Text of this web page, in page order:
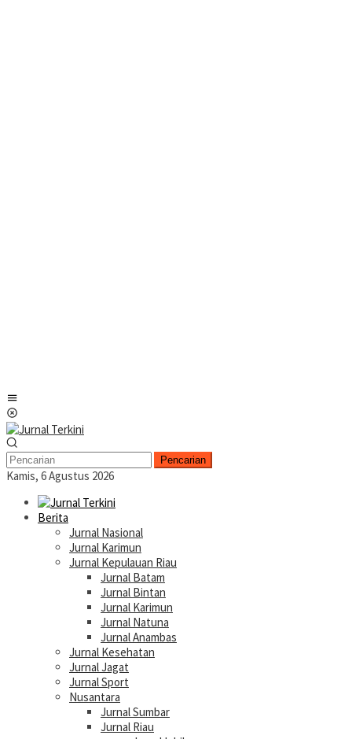
Pencarian
Kamis, 6 Agustus 2026
Berita
Jurnal Nasional
Jurnal Karimun
Jurnal Kepulauan Riau
Jurnal Batam
Jurnal Bintan
Jurnal Karimun
Jurnal Natuna
Jurnal Anambas
Jurnal Kesehatan
Jurnal Jagat
Jurnal Sport
Nusantara
Jurnal Sumbar
Jurnal Riau